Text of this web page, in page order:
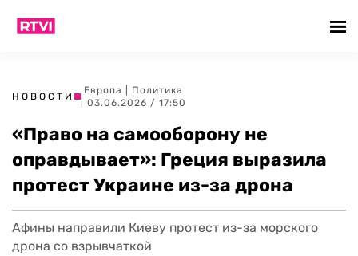
НОВОСТИ
Европа
Политика
| 03.06.2026 / 17:50
«Право на самооборону не
оправдывает»: Греция выразила
протест Украине из-за дрона
Афины направили Киеву протест из-за морского
дрона со взрывчаткой